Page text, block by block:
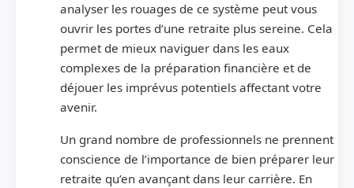
analyser les rouages de ce système peut vous
ouvrir les portes d’une retraite plus sereine. Cela
permet de mieux naviguer dans les eaux
complexes de la préparation financière et de
déjouer les imprévus potentiels affectant votre
avenir.
Un grand nombre de professionnels ne prennent
conscience de l’importance de bien préparer leur
retraite qu’en avançant dans leur carrière. En